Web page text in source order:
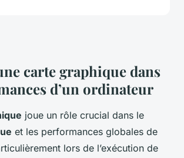
carte graphique dans
d’un ordinateur
joue un rôle crucial dans le
et les performances globales de
lors de l’exécution de